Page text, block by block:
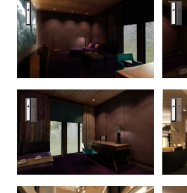
Mednoe lake
Mednoe lake